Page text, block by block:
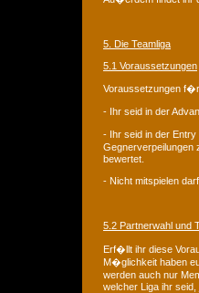
5. Die Teamliga
5.1 Voraussetzungen
Voraussetzungen
- Ihr seid in der
- Ihr seid in der
Gegnerverpeilungen
bewertet.
- Nicht mitspielen
5.2 Partnerwahl und
Erf�llt ihr diese
M�glichkeit haben
werden auch nur
welcher Liga ihr